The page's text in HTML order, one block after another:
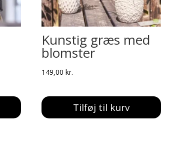
Kunstig græs med
blomster
149,00kr.
Tilføj til kurv